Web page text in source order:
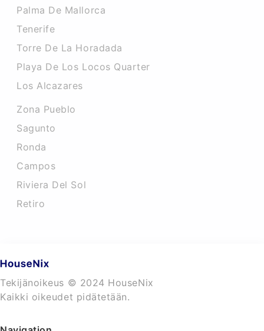
Palma De Mallorca
Tenerife
Torre De La Horadada
Playa De Los Locos Quarter
Los Alcazares
Zona Pueblo
Sagunto
Ronda
Campos
Riviera Del Sol
Retiro
Tekijänoikeus © 2024 HouseNix
Kaikki oikeudet pidätetään.